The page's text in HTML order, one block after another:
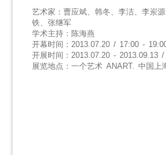
艺术家：曹应斌、韩冬、李洁、李岽
铁、张继军
学术主持：陈海燕
开幕时间：2013.07.20 / 17:00 -
开展时间：2013.07.20 - 2013.09.13
展览地点：一个艺术 ANART. 中国上